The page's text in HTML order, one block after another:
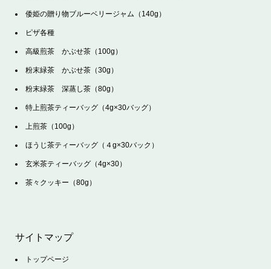
倭姫の贈り物ブルーベリージャム（140g）
ピザ各種
高級煎茶 かぶせ茶（100g）
粉末緑茶 かぶせ茶（30g）
粉末緑茶 深蒸し茶（80g）
特上煎茶ティーバッグ（4g×30バッグ）
上煎茶（100g）
ほうじ茶ティーバッグ（４g×30バック）
玄米茶ティーバッグ（4g×30）
茶々クッキー（80g）
サイトマップ
トップページ